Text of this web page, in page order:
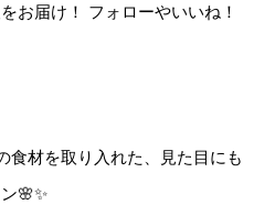
お届け！ フォローやいいね！
食材を取り入れた、見た目にも
🌸✨